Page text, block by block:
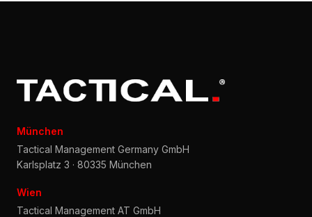
München
Tactical Management Germany GmbH
Karlsplatz 3 · 80335 München
Wien
Tactical Management AT GmbH